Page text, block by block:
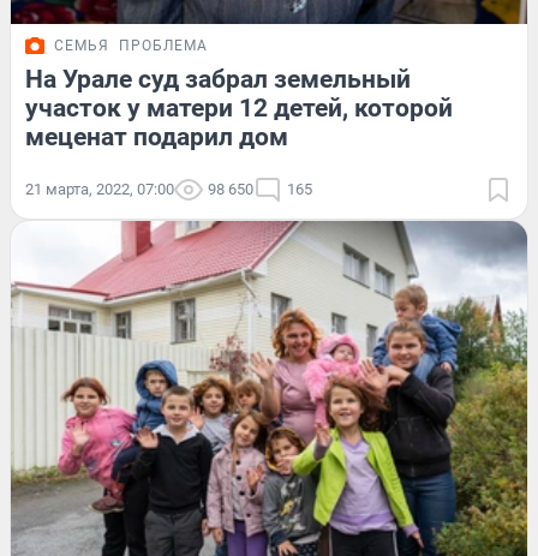
СЕМЬЯ ПРОБЛЕМА
На Урале суд забрал земельный
участок у матери 12 детей, которой
меценат подарил дом
21 марта, 2022, 07:00 98 650 165